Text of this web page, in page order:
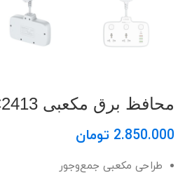
محافظ برق مکعبی LDNIO SC2413
تومان
طراحی مکعبی جمع‌وجور